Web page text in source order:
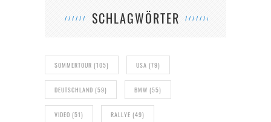
SCHLAGWÖRTER
SOMMERTOUR (105) USA (79)
DEUTSCHLAND (59) BMW (55)
VIDEO (51) RALLYE (49)